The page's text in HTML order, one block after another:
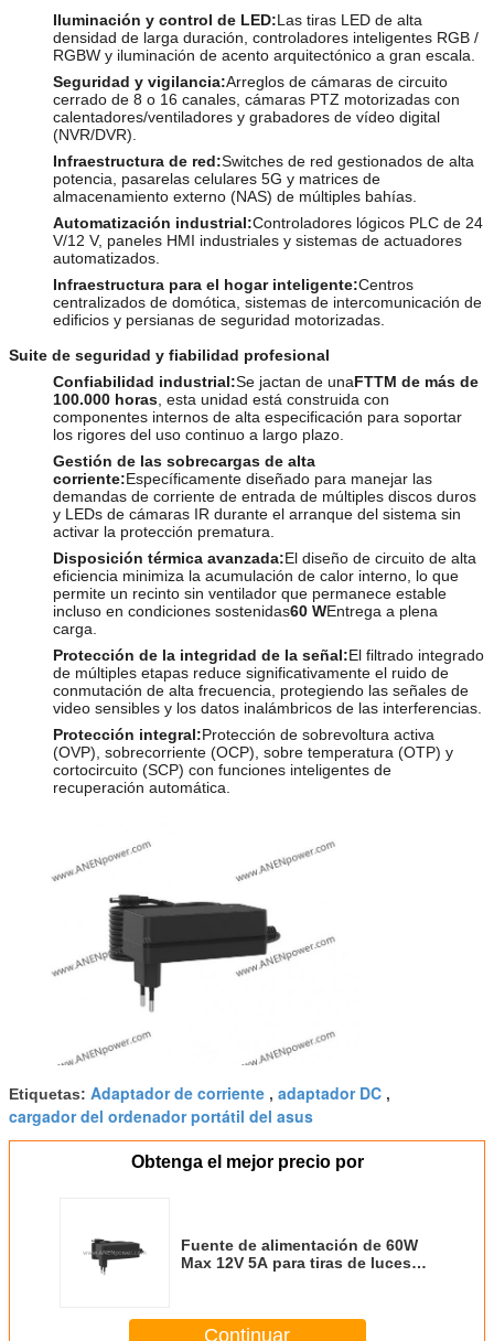
Iluminación y control de LED:Las tiras LED de alta
densidad de larga duración, controladores inteligentes RGB /
RGBW y iluminación de acento arquitectónico a gran escala.
Seguridad y vigilancia:Arreglos de cámaras de circuito
cerrado de 8 o 16 canales, cámaras PTZ motorizadas con
calentadores/ventiladores y grabadores de vídeo digital
(NVR/DVR).
Infraestructura de red:Switches de red gestionados de alta
potencia, pasarelas celulares 5G y matrices de
almacenamiento externo (NAS) de múltiples bahías.
Automatización industrial:Controladores lógicos PLC de 24
V/12 V, paneles HMI industriales y sistemas de actuadores
automatizados.
Infraestructura para el hogar inteligente:Centros
centralizados de domótica, sistemas de intercomunicación de
edificios y persianas de seguridad motorizadas.
Suite de seguridad y fiabilidad profesional
Confiabilidad industrial:Se jactan de unaFTTM de más de
100.000 horas , esta unidad está construida con
componentes internos de alta especificación para soportar
los rigores del uso continuo a largo plazo.
Gestión de las sobrecargas de alta
corriente:Específicamente diseñado para manejar las
demandas de corriente de entrada de múltiples discos duros
y LEDs de cámaras IR durante el arranque del sistema sin
activar la protección prematura.
Disposición térmica avanzada:El diseño de circuito de alta
eficiencia minimiza la acumulación de calor interno, lo que
permite un recinto sin ventilador que permanece estable
incluso en condiciones sostenidas60 WEntrega a plena
carga.
Protección de la integridad de la señal:El filtrado integrado
de múltiples etapas reduce significativamente el ruido de
conmutación de alta frecuencia, protegiendo las señales de
video sensibles y los datos inalámbricos de las interferencias.
Protección integral:Protección de sobrevoltura activa
(OVP), sobrecorriente (OCP), sobre temperatura (OTP) y
cortocircuito (SCP) con funciones inteligentes de
recuperación automática.
Etiquetas: Adaptador de corriente , adaptador DC ,
cargador del ordenador portátil del asus
Obtenga el mejor precio por
Fuente de alimentación de 60W
Max 12V 5A para tiras de luces
Continuar